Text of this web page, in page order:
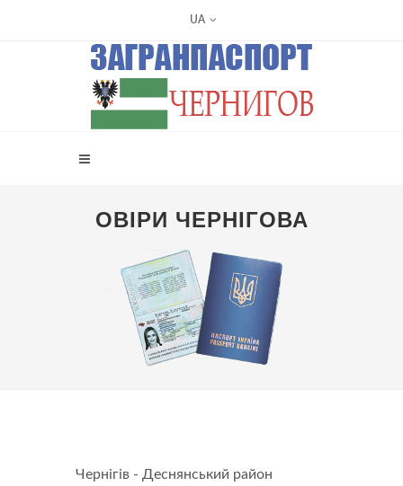
UA
ОВІРИ ЧЕРНІГОВА
Чернігів - Деснянський район